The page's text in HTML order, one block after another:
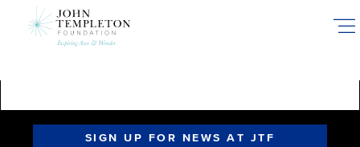
SIGN UP FOR NEWS AT JTF